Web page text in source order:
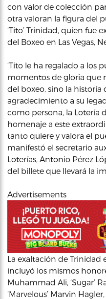
con valor de colección
otra valoran la figura del
‘Tito’ Trinidad, quien fue
del Boxeo en Las Vegas,
‘Tito le ha regalado a los
momentos de gloria que
del boxeo, sino la historia
agradecimiento a su
como persona, la Lotería
homenaje a este
tanto quiere y valora el
manifestó el secretario
Loterías, Antonio Pérez
del billete que llevará la
Advertisements
La exaltación de Trinidad
incluyó los mismos
Muhammad Ali, ‘Sugar’
‘Marvelous’ Marvin